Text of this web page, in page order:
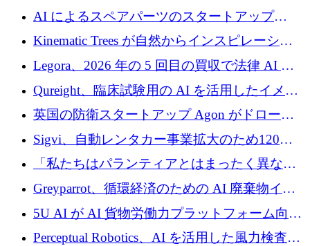
2026 年上半期がヨーロッパのテクノロジーに
ついて語ること
AI によるスペアパーツのスタートアップ
Intropy が 1,100 万ドルを調達
Kinematic Trees が自然からインスピレーショ
ンを得たロボット ソフトウェアを拡張するた
めに 58 万 5,000 ポンドを調達
Legora、2026 年の 5 回目の買収で法律 AI ス
タートアップ Wexler を買収
Qureight、臨床試験用の AI を活用したイメー
ジング プラットフォームを拡張するためにシ
リーズ B で 2,000 万ドルを確保
英国の防衛スタートアップ Agon がドローン
攻撃に対抗する仮想戦場を構築、3,000 万ドル
を調達
Sigvi、自動レンタカー事業拡大のため120万
ユーロを調達
「私たちはパランティアとはまったく異なる
会社です」とフランス人の「控えめな」後任
者は言う
Greyparrot、循環経済のための AI 廃棄物イン
テリジェンスを拡張するためにシリーズ B で
2,700 万ドルを確保
5U AI が AI 貨物労働力プラットフォーム向け
に 320 万ドルのプレシードを獲得
Perceptual Robotics、AI を活用した風力検査の